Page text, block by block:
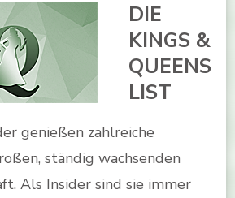
DIE
KINGS &
QUEENS
LIST
genießen zahlreiche
ständig wachsenden
Als Insider sind sie immer